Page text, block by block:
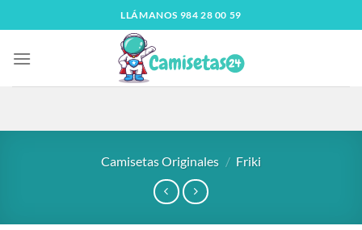
LLÁMANOS 984 28 00 59
Camisetas Originales / Friki